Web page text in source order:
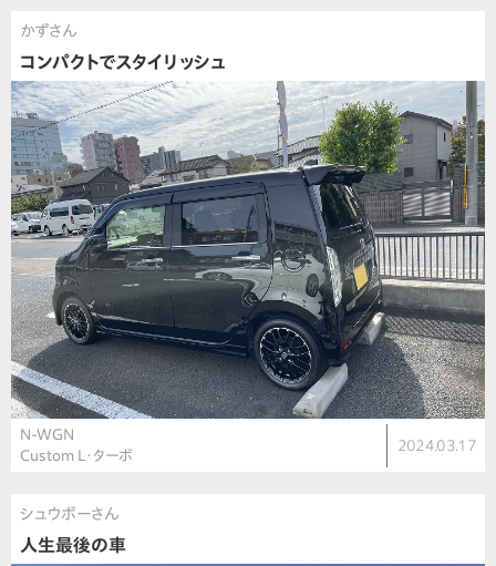
かずさん
コンパクトでスタイリッシュ
N-WGN
Custom L・ターボ
2024.03.17
シュウボーさん
人生最後の車